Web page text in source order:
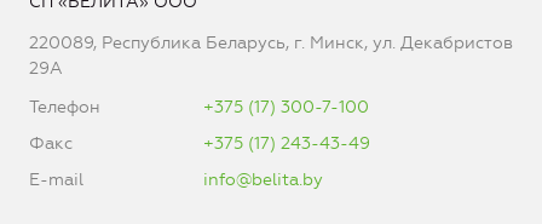
220089, Республика Беларусь, г. Минск, ул. Декабристов
29А
Телефон
+375 (17) 300-7-100
Факс
+375 (17) 243-43-49
E-mail
info@belita.by